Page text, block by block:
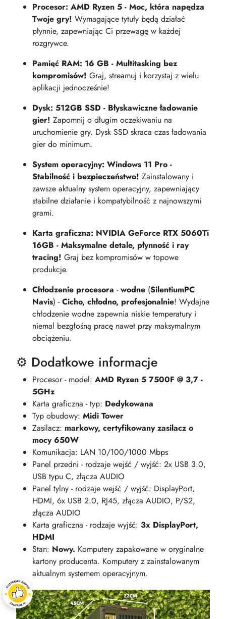
Procesor: AMD Ryzen 5 - Moc, która napędza
Twoje gry! Wymagające tytuły będą działać
płynnie, zapewniając Ci przewagę w każdej
rozgrywce.
Pamięć RAM: 16 GB - Multitasking bez
kompromisów! Graj, streamuj i korzystaj z wielu
aplikacji jednocześnie!
Dysk: 512GB SSD - Błyskawiczne ładowanie
gier! Zapomnij o długim oczekiwaniu na
uruchomienie gry. Dysk SSD skraca czas ładowania
gier do minimum.
System operacyjny: Windows 11 Pro -
Stabilność i bezpieczeństwo! Zainstalowany i
zawsze aktualny system operacyjny, zapewniający
stabilne działanie i kompatybilność z najnowszymi
grami.
Karta graficzna: NVIDIA GeForce RTX 5060Ti
16GB - Maksymalne detale, płynność i ray
tracing! Graj bez kompromisów w topowe
produkcje.
Chłodzenie procesora -wodne (SilentiumPC
Navis) -Cicho, chłodno, profesjonalnie! Wydajne
chłodzenie wodne zapewnia niskie temperatury i
niemal bezgłośną pracę nawet przy maksymalnym
obciążeniu.
⚙️ Dodatkowe informacje
Procesor - model: AMD Ryzen 5 7500F @ 3,7 -
5GHz
Karta graficzna - typ: Dedykowana
Typ obudowy: Midi Tower
Zasilacz: markowy, certyfikowany zasilacz o
mocy 650W
Komunikacja: LAN 10/100/1000 Mbps
Panel przedni - rodzaje wejść / wyjść: 2x USB 3.0,
USB typu C, złącza AUDIO
Panel tylny - rodzaje wejść / wyjść: DisplayPort,
HDMI, 6x USB 2.0, RJ45, złącza AUDIO, P/S2,
złącza AUDIO
Karta graficzna - rodzaje wyjść: 3x DisplayPort,
HDMI
Stan: Nowy. Komputery zapakowane w oryginalne
kartony producenta. Komputery z zainstalowanym
aktualnym systemem operacyjnym.